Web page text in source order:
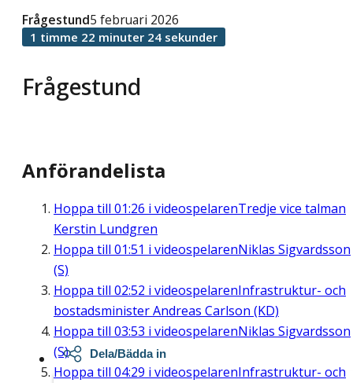
Frågestund
Frågestund5 februari 2026
1 timme 22 minuter 24 sekunder
Anförandelista
Hoppa till 01:26 i videospelarenTredje vice talman
Kerstin Lundgren
Hoppa till 01:51 i videospelarenNiklas Sigvardsson
(S)
Hoppa till 02:52 i videospelarenInfrastruktur- och
bostadsminister Andreas Carlson (KD)
Hoppa till 03:53 i videospelarenNiklas Sigvardsson
(S)
Hoppa till 04:29 i videospelarenInfrastruktur- och
Dela/Bädda in